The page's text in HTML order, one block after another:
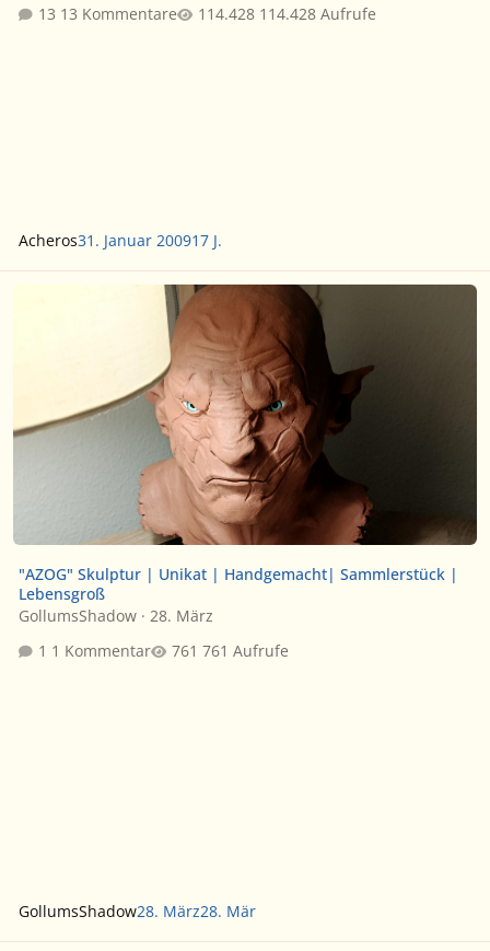
13 Kommentare
114.428 Aufrufe
Acheros31. Januar 200917 J.
"AZOG" Skulptur | Unikat | Handgemacht| Sammlerstück |
"AZOG" Skulptur | Unikat | Handgemacht| Sammlerstück |
Lebensgroß
GollumsShadow· 28. März
1 Kommentar
761 Aufrufe
GollumsShadow28. März28. Mär